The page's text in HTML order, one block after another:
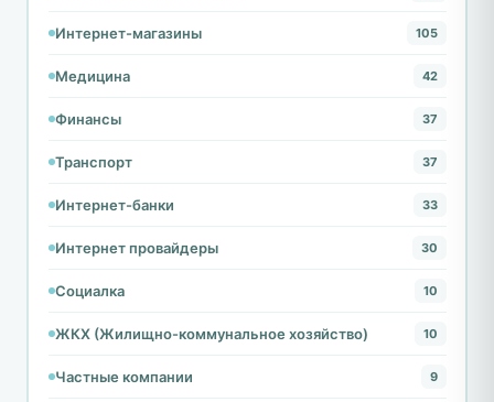
Интернет-магазины 105
Медицина 42
Финансы 37
Транспорт 37
Интернет-банки 33
Интернет провайдеры 30
Социалка 10
ЖКХ (Жилищно-коммунальное хозяйство) 10
Частные компании 9